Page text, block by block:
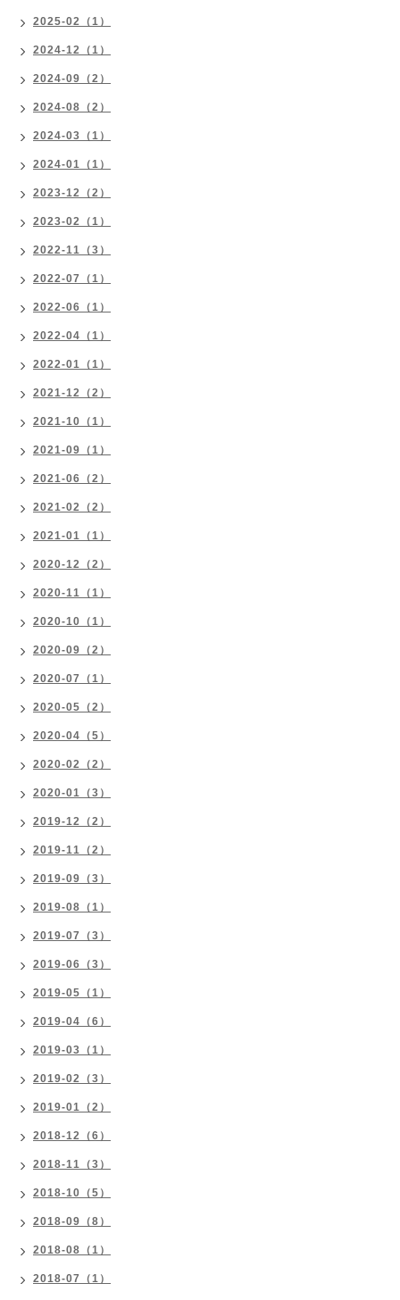
2025-02（1）
2024-12（1）
2024-09（2）
2024-08（2）
2024-03（1）
2024-01（1）
2023-12（2）
2023-02（1）
2022-11（3）
2022-07（1）
2022-06（1）
2022-04（1）
2022-01（1）
2021-12（2）
2021-10（1）
2021-09（1）
2021-06（2）
2021-02（2）
2021-01（1）
2020-12（2）
2020-11（1）
2020-10（1）
2020-09（2）
2020-07（1）
2020-05（2）
2020-04（5）
2020-02（2）
2020-01（3）
2019-12（2）
2019-11（2）
2019-09（3）
2019-08（1）
2019-07（3）
2019-06（3）
2019-05（1）
2019-04（6）
2019-03（1）
2019-02（3）
2019-01（2）
2018-12（6）
2018-11（3）
2018-10（5）
2018-09（8）
2018-08（1）
2018-07（1）